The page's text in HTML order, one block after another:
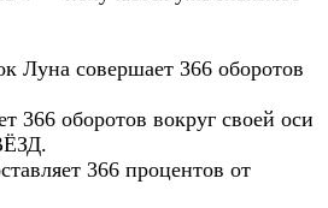
Луна совершает 366 оборотов
366 оборотов вокруг своей оси
366 процентов от